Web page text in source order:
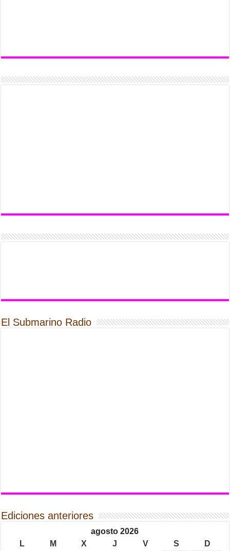
El Submarino Radio
Ediciones anteriores
agosto 2026
L
M X J V S
D